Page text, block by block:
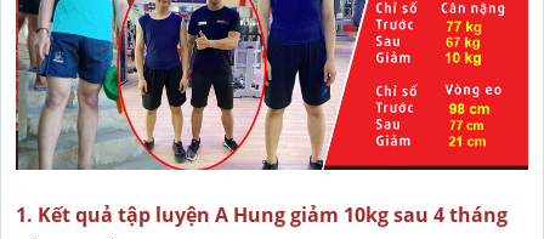
1. Kết quả tập luyện A Hung giảm 10kg sau 4 tháng